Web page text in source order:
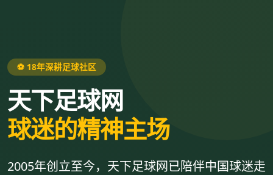
⚽ 18年深耕足球社区
天下足球网
球迷的精神主场
2005年创立至今，天下足球网已陪伴中国球迷走